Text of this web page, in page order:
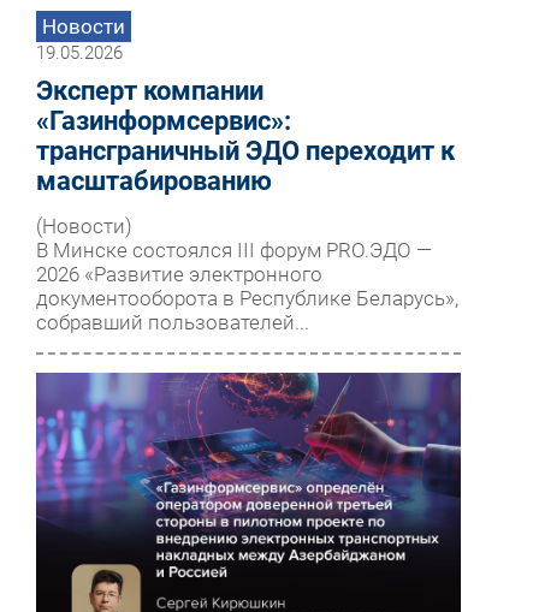
Новости
19.05.2026
Эксперт компании
«Газинформсервис»:
трансграничный ЭДО переходит к
масштабированию
(Новости)
В Минске состоялся III форум PRO.ЭДО —
2026 «Развитие электронного
документооборота в Республике Беларусь»,
собравший пользователей...